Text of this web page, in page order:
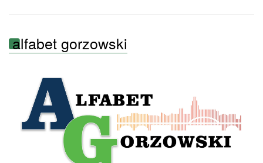
alfabet gorzowski